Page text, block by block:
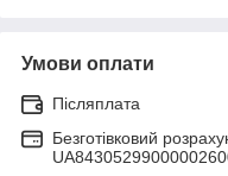
Умови оплати
Післяплата
Безготівковий